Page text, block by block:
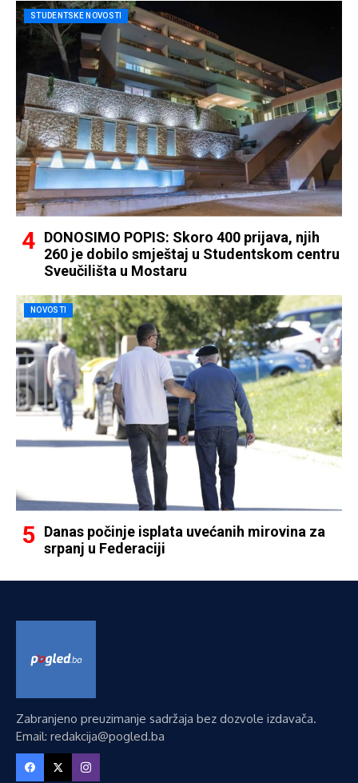
STUDENTSKE NOVOSTI
DONOSIMO POPIS: Skoro 400 prijava, njih
260 je dobilo smještaj u Studentskom centru
Sveučilišta u Mostaru
NOVOSTI
Danas počinje isplata uvećanih mirovina za
srpanj u Federaciji
Zabranjeno preuzimanje sadržaja bez dozvole izdavača.
Email: redakcija@pogled.ba